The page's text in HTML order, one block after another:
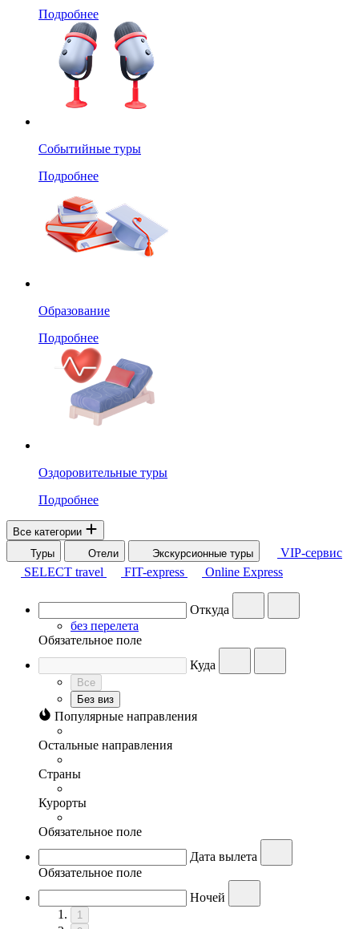
Подробнее
Событийные туры
Подробнее
Образование
Подробнее
Оздоровительные туры
Подробнее
Все категории
Туры
Отели Экскурсионные туры
VIP-сервис
SELECT travel
FIT-express Online Express
Откуда
без перелета
Обязательное поле
Куда
Все
Без виз
Популярные направления
Остальные направления
Страны
Курорты
Обязательное поле
Дата вылета
Обязательное поле
Ночей
1